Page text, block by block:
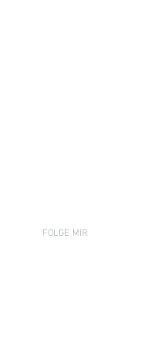
FOLGE MIR